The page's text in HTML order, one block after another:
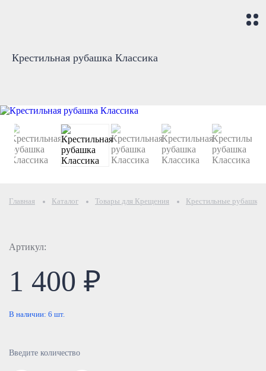
Крестильная рубашка Классика
Главная Каталог Товары для Крещения Крестильные рубашки
Артикул:
1 400 ₽
В наличии: 6 шт.
Введите количество